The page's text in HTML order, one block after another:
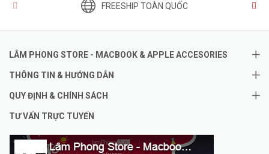
FREESHIP TOÀN QUỐC
LÂM PHONG STORE - MACBOOK & APPLE ACCESORIES
THÔNG TIN & HƯỚNG DẪN
QUY ĐỊNH & CHÍNH SÁCH
TƯ VẤN TRỰC TUYẾN